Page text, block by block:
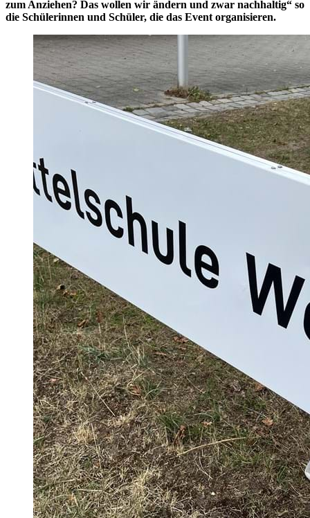
zum Anziehen? Das wollen wir ändern und zwar nachhaltig“ so
die Schülerinnen und Schüler, die das Event organisieren.